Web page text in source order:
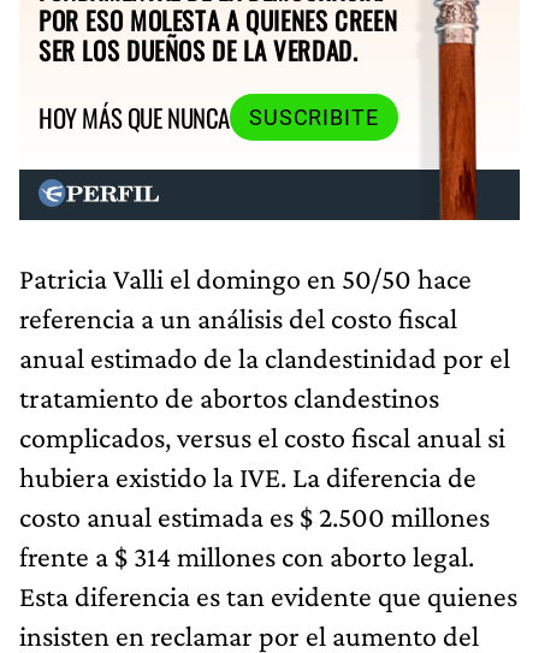
POR ESO MOLESTA A QUIENES CREEN
SER LOS DUEÑOS DE LA VERDAD.
HOY MÁS QUE NUNCA
SUSCRIBITE
Patricia Valli el domingo en 50/50 hace
referencia a un análisis del costo fiscal
anual estimado de la clandestinidad por el
tratamiento de abortos clandestinos
complicados, versus el costo fiscal anual si
hubiera existido la IVE. La diferencia de
costo anual estimada es $ 2.500 millones
frente a $ 314 millones con aborto legal.
Esta diferencia es tan evidente que quienes
insisten en reclamar por el aumento del